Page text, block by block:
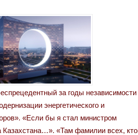
за годы независимости
энергетического и
«Если бы я стал министром
Казахстана…». «Там фамилии всех, кто